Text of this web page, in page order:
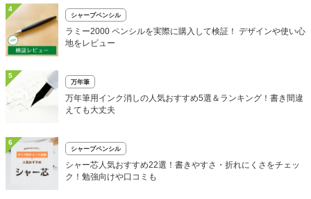
4
シャープペンシル
ラミー2000 ペンシルを実際に購入して検証！ デザインや使い心
地をレビュー
5
万年筆
万年筆用インク消しの人気おすすめ5選＆ランキング！書き間違
えても大丈夫
6
シャープペンシル
シャー芯人気おすすめ22選！書きやすさ・折れにくさをチェッ
ク！勉強向けや口コミも